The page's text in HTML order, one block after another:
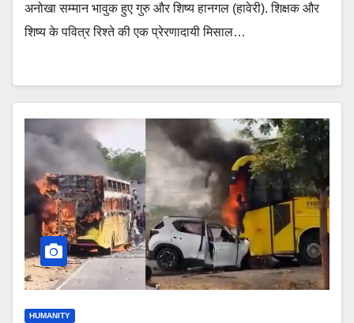
अनोखा सम्मान भावुक हुए गुरु और शिष्य हानगल (हावेरी). शिक्षक और
शिष्य के पवित्र रिश्ते की एक प्रेरणादायी मिसाल…
HUMANITY